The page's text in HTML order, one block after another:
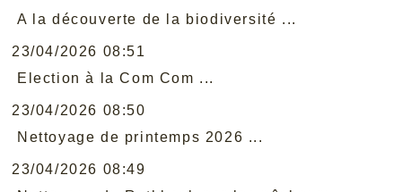
A la découverte de la biodiversité ...
23/04/2026 08:51
Election à la Com Com ...
23/04/2026 08:50
Nettoyage de printemps 2026 ...
23/04/2026 08:49